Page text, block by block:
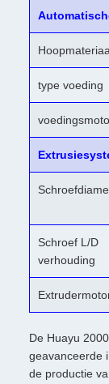
type voeding
Schroef L/D
verhouding
De Huayu
geavanceerde
de productie